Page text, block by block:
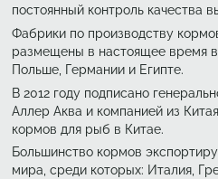
постоянный контроль качества
Фабрики по производству
размещены в настоящее время
Польше, Германии и Египте.
В 2012 году подписано
Аллер Аква и компанией из
кормов для рыб в Китае.
Большинство кормов
мира, среди которых: Италия,